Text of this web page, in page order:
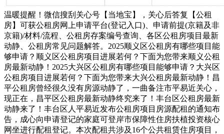
温暖提醒！微信搜刮关心号【当地宝】，关心后答复【公租
房】可获公租房网上申请平台(登记入口)、申请前提(京籍及非
京籍)/材料/流程、公租房存案编号查询、各区公租房项目最新
动静、公租房常见问题解答。2025顺义区公租房有哪些项目能
够申请？顺义区公租房项目进展若何？下面为您带来顺义公租
房最新动静！2025大兴区公租房有哪些项目能够申请？大兴区
公租房项目进展若何？下面为您带来大兴公租房最新动静！昌
平公租房曾经很久没有房源动静了，一曲备注市平易近关心，
现正在，昌平区公租房最新动静终究来了！丰台区公租房最新
动静来了！丰台区人平易近发布公租房项目房源配租的通知布
告，成心向申请登记的家庭可登岸市保障性住房扶植投资核心
网坐进行配租登记。本次配租共涉及16个公共租赁住房项目，